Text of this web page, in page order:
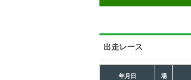
出走レース
年月日 場